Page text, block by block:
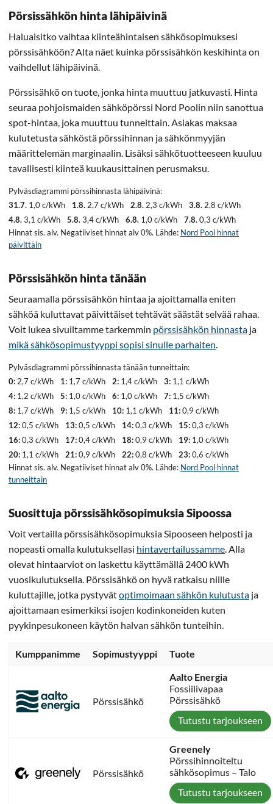
Pörsissähkön hinta lähipäivinä
Haluaisitko vaihtaa kiinteähintaisen sähkösopimuksesi
pörssisähköön? Alta näet kuinka pörssisähkön keskihinta on
vaihdellut lähipäivinä.
Pörssisähkö on tuote, jonka hinta muuttuu jatkuvasti. Hinta
seuraa pohjoismaiden sähköpörssi Nord Poolin niin sanottua
spot-hintaa, joka muuttuu tunneittain. Asiakas maksaa
kulutetusta sähköstä pörssihinnan ja sähkönmyyjän
määrittelemän marginaalin. Lisäksi sähkötuotteeseen kuuluu
tavallisesti kiinteä kuukausittainen perusmaksu.
Pylväsdiagrammi pörssihinnasta lähipäivinä:
31.7. 1,0 c/kWh 1.8. 2,7 c/kWh 2.8. 2,3 c/kWh 3.8. 2,8 c/kWh
4.8.3,1 c/kWh 5.8.3,4 c/kWh 6.8. 1,0 c/kWh 7.8.0,3 c/kWh
Hinnat sis. alv. Negatiiviset hinnat alv 0%. Lähde: Nord Pool hinnat
päivittäin
Pörssisähkön hinta tänään
Seuraamalla pörssisähkön hintaa ja ajoittamalla eniten
sähköä kuluttavat päivittäiset tehtävät säästät selvää rahaa.
Voit lukea sivuiltamme tarkemmin pörssisähkön hinnasta ja
mikä sähkösopimustyyppi sopisi sinulle parhaiten
Pylväsdiagrammi pörssihinnasta tänään tunneittain:
0: 2,7 c/kWh 1: 1,7 c/kWh 2: 1,4 c/kWh 3: 1,1 c/kWh
4: 1,2 c/kWh 5: 1,0 c/kWh 6: 1,0 c/kWh 7: 1,5 c/kWh
8: 1,7 c/kWh 9: 1,5 c/kWh 10: 1,1 c/kWh 11:0,9 c/kWh
12:0,5 c/kWh 13:0,5 c/kWh 14:0,3 c/kWh 15:0,3 c/kWh
16:0,3 c/kWh 17:0,4 c/kWh 18:0,9 c/kWh 19: 1,0 c/kWh
20: 1,1 c/kWh 21:0,9 c/kWh 22:0,8 c/kWh 23:0,6 c/kWh
Hinnat sis. alv. Negatiiviset hinnat alv 0%. Lähde: Nord Pool hinnat
tunneittain
Suosittuja pörssisähkösopimuksia Sipoossa
Voit vertailla pörssisähkösopimuksia Sipooseen helposti ja
nopeasti omalla kulutuksellasi hintavertailussamme . Alla
olevat hintaarviot on laskettu käyttämällä 2400 kWh
vuosikulutuksella. Pörssisähkö on hyvä ratkaisu niille
kuluttajille, jotka pystyvätoptimoimaan sähkön kulutusta ja
ajoittamaan esimerkiksi isojen kodinkoneiden kuten
pyykinpesukoneen käytön halvan sähkön tunteihin.
Kumppanimme Sopimustyyppi Tuote
Pörssisähkö
Aalto Energia
Fossiilivapaa
Pörssisähkö
Tutustu tarjoukseen
Pörssisähkö
Greenely
Pörssihinnoiteltu
sähkösopimus – Talo
Tutustu tarjoukseen